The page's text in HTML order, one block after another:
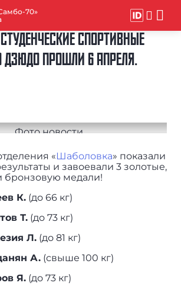
70»
СПОРТИВНЫЕ
ДЗЮДО ПРОШЛИ 6 АПРЕЛЯ.
«Шаболовка» показали
и завоевали 3 золотые,
бронзовую медали!
К.(до 66 кг)
Т.(до 73 кг)
Л.(до 81 кг)
А.(свыше 100 кг)
Я.(до 73 кг)